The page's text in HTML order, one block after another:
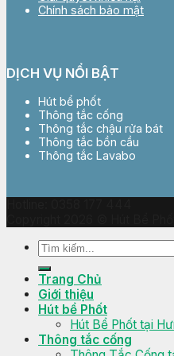
Chính sách bảo mật
DỊCH VỤ NỔI BẬT
Hút bể phốt
Thông tắc cống
Thông tắc chậu rửa bát
Thông tắc bồn cầu
Thông tắc Lavabo
Trang Chủ
Giới thiệu
Hút bể Phốt
Hút Bể Phốt tại
Thông tắc cống